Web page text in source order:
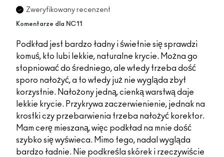
Zweryfikowany recenzent
Komentarze dla NC11
Podkład jest bardzo ładny i świetnie się sprawdzi
komuś, kto lubi lekkie, naturalne krycie. Można go
stopniować do średniego, ale wtedy trzeba dość
sporo nałożyć, a to wtedy już nie wygląda zbyt
korzystnie. Nałożony jedną, cienką warstwą daje
lekkie krycie. Przykrywa zaczerwienienie, jednak na
krostki czy przebarwienia trzeba nałożyć korektor.
Mam cerę mieszaną, więc podkład na mnie dość
szybko się wyświeca. Mimo tego, nadal wygląda
bardzo ładnie. Nie podkreśla skórek i rzeczywiście